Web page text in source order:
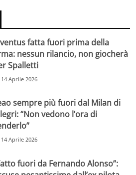
fatta fuori prima della
nessun rilancio, non giocherà
Spalletti
14 Aprile 2026
sempre più fuori dal Milan di
“Non vedono l’ora di
14 Aprile 2026
fuori da Fernando Alonso”: